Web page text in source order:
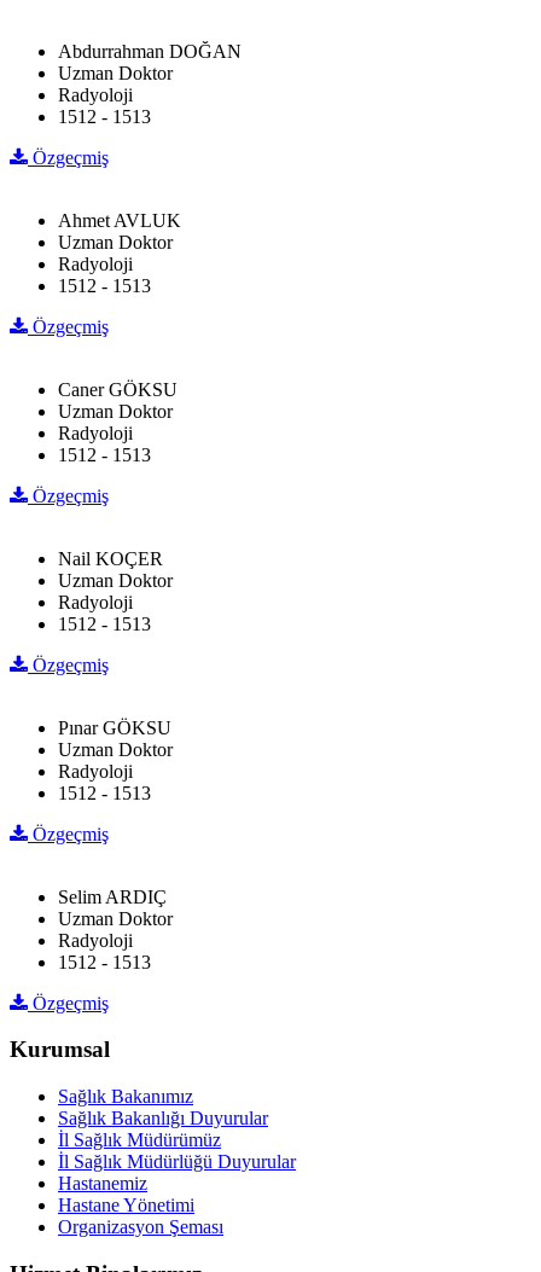
Abdurrahman DOĞAN
Uzman Doktor
Radyoloji
1512 - 1513
Özgeçmiş
Ahmet AVLUK
Uzman Doktor
Radyoloji
1512 - 1513
Özgeçmiş
Caner GÖKSU
Uzman Doktor
Radyoloji
1512 - 1513
Özgeçmiş
Nail KOÇER
Uzman Doktor
Radyoloji
1512 - 1513
Özgeçmiş
Pınar GÖKSU
Uzman Doktor
Radyoloji
1512 - 1513
Özgeçmiş
Selim ARDIÇ
Uzman Doktor
Radyoloji
1512 - 1513
Özgeçmiş
Kurumsal
Sağlık Bakanımız
Sağlık Bakanlığı Duyurular
İl Sağlık Müdürümüz
İl Sağlık Müdürlüğü Duyurular
Hastanemiz
Hastane Yönetimi
Organizasyon Şeması